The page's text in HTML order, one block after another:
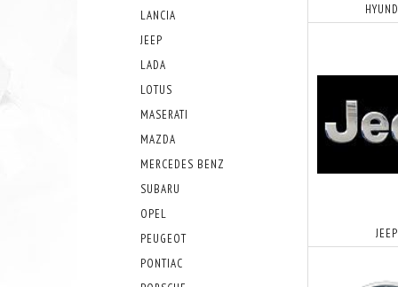
LANCIA
JEEP
LADA
LOTUS
MASERATI
MAZDA
MERCEDES BENZ
SUBARU
OPEL
PEUGEOT
PONTIAC
JEEP